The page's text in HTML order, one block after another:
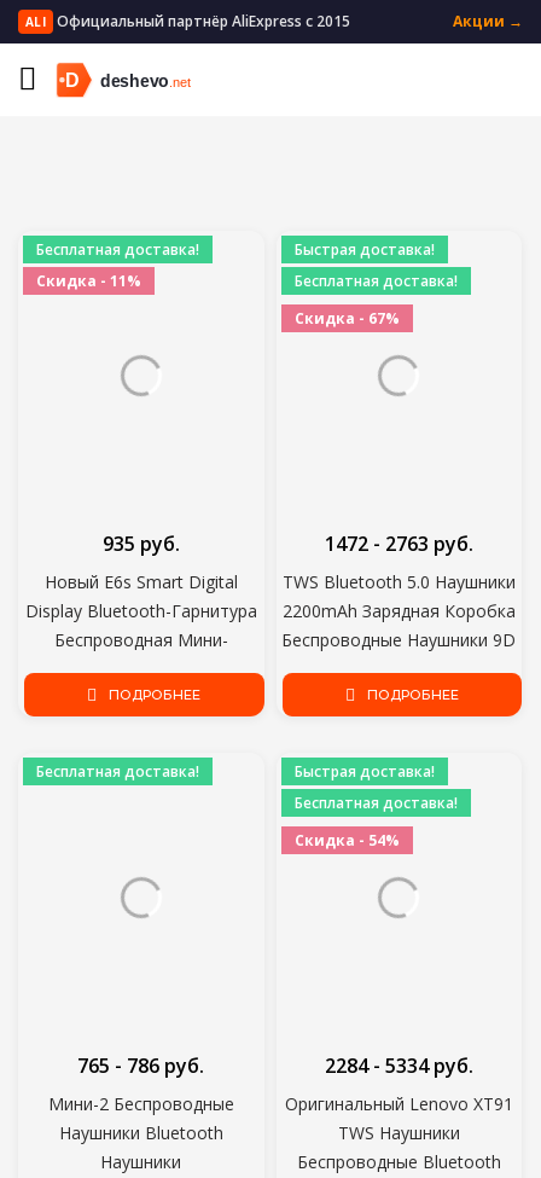
ALI Официальный партнёр AliExpress с 2015 Акции →
Главная Электроника
Бесплатная доставка!
Скидка - 11%
Новый E6s Smart Digital
Display Bluetooth-Гарнитура
Беспроводная Мини-
Гарнитура HIFI Стерео в Ухе
Водонепроницаемый
935 руб.
ПОДРОБНЕЕ
Быстрая доставка!
Бесплатная доставка!
Скидка - 67%
TWS Bluetooth 5.0 Наушники
2200mAh Зарядная Коробка
Беспроводные Наушники 9D
Стерео Спортивные
Водонепроницаемые
Микрофоном
1472 - 2763 руб.
ПОДРОБНЕЕ
Бесплатная доставка!
Мини-2 Беспроводные
Наушники Bluetooth
Наушники
765 - 786 руб.
Быстрая доставка!
Бесплатная доставка!
Скидка - 54%
Оригинальный Lenovo XT91
TWS Наушники
Беспроводные Bluetooth
2284 - 5334 руб.